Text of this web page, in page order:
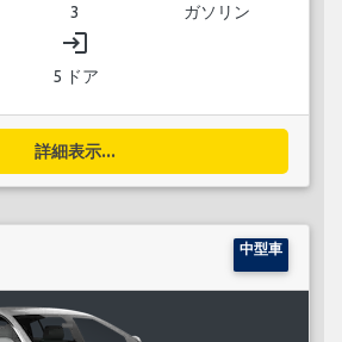
3 ガソリン
login
5 ドア
詳細表示...
中型車